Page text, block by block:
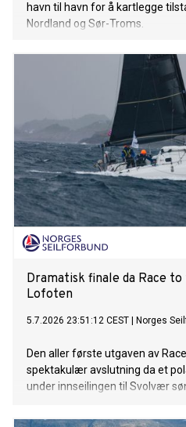
havn til havn for å kartlegge
Nordland og Sør-Troms.
Dramatisk finale da Race
Lofoten
5.7.2026 23:51:12 CEST Norges
Den aller første utgaven av
spektakulær avslutning da et
under innseilingen til Svolvær